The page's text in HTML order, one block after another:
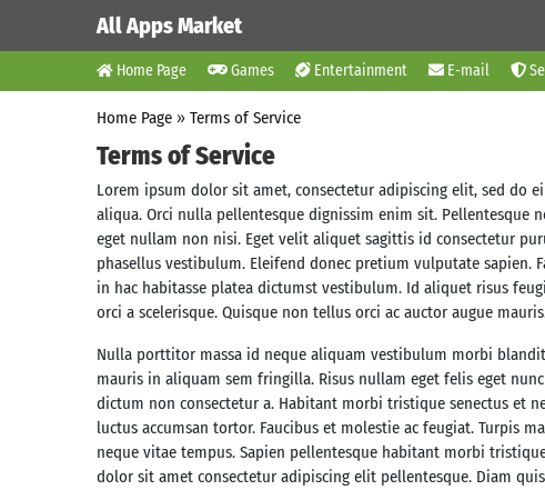
All Apps Market
Home Page Games Entertainment E-mail
Home Page » Terms of Service
Terms of Service
Lorem ipsum dolor sit amet, consectetur adipiscing elit, sed do
aliqua. Orci nulla pellentesque dignissim enim sit.
eget nullam non nisi. Eget velit aliquet sagittis id consectetur
phasellus vestibulum. Eleifend donec pretium vulputate sapien.
in hac habitasse platea dictumst vestibulum. Id aliquet risus
orci a scelerisque. Quisque non tellus orci ac auctor augue
Nulla porttitor massa id neque aliquam vestibulum morbi
mauris in aliquam sem fringilla. Risus nullam eget felis eget
dictum non consectetur a. Habitant morbi tristique senectus et
luctus accumsan tortor. Faucibus et molestie ac feugiat. Turpis
neque vitae tempus. Sapien pellentesque habitant morbi
dolor sit amet consectetur adipiscing elit pellentesque. Diam